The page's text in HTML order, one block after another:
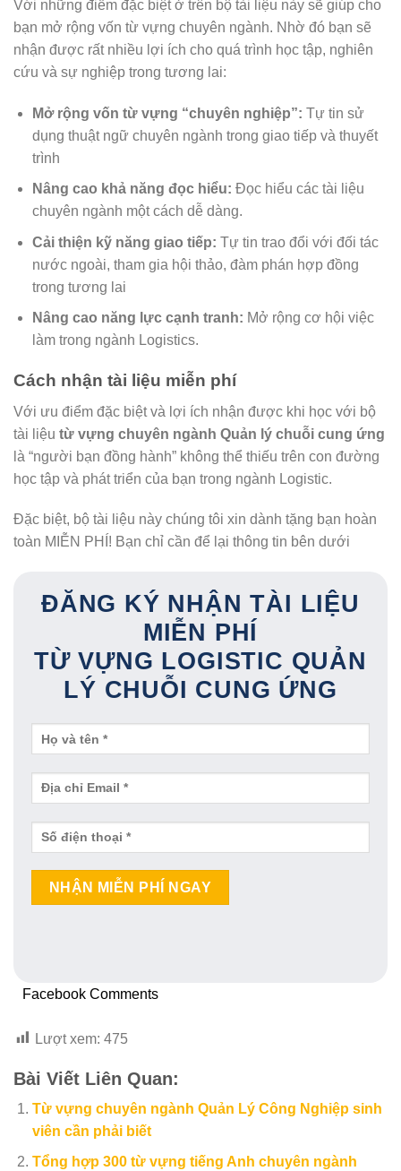
Với những điểm đặc biệt ở trên bộ tài liệu này sẽ giúp cho
bạn mở rộng vốn từ vựng chuyên ngành. Nhờ đó bạn sẽ
nhận được rất nhiều lợi ích cho quá trình học tập, nghiên
cứu và sự nghiệp trong tương lai:
Mở rộng vốn từ vựng “chuyên nghiệp”: Tự tin sử
dụng thuật ngữ chuyên ngành trong giao tiếp và thuyết
trình
Nâng cao khả năng đọc hiểu: Đọc hiểu các tài liệu
chuyên ngành một cách dễ dàng.
Cải thiện kỹ năng giao tiếp: Tự tin trao đổi với đối tác
nước ngoài, tham gia hội thảo, đàm phán hợp đồng
trong tương lai
Nâng cao năng lực cạnh tranh: Mở rộng cơ hội việc
làm trong ngành Logistics.
Cách nhận tài liệu miễn phí
Với ưu điểm đặc biệt và lợi ích nhận được khi học với bộ
tài liệu từ vựng chuyên ngành Quản lý chuỗi cung ứng
là “người bạn đồng hành” không thể thiếu trên con đường
học tập và phát triển của bạn trong ngành Logistic.
Đặc biệt, bộ tài liệu này chúng tôi xin dành tặng bạn hoàn
toàn MIỄN PHÍ! Bạn chỉ cần để lại thông tin bên dưới
ĐĂNG KÝ NHẬN TÀI LIỆU
MIỄN PHÍ
TỪ VỰNG LOGISTIC QUẢN
LÝ CHUỖI CUNG ỨNG
Facebook Comments
Lượt xem: 475
Bài Viết Liên Quan:
Từ vựng chuyên ngành Quản Lý Công Nghiệp sinh
viên cần phải biết
Tổng hợp 300 từ vựng tiếng Anh chuyên ngành